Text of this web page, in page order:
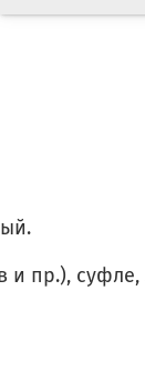
и пр.),